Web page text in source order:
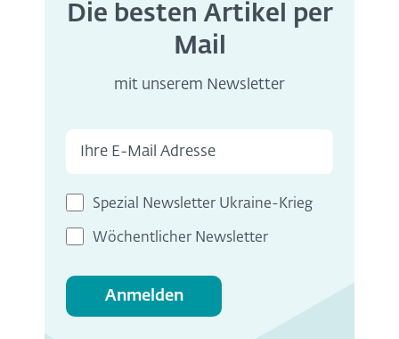
Die besten Artikel per
Mail
mit unserem Newsletter
Spezial Newsletter Ukraine-Krieg
Wöchentlicher Newsletter
Anmelden